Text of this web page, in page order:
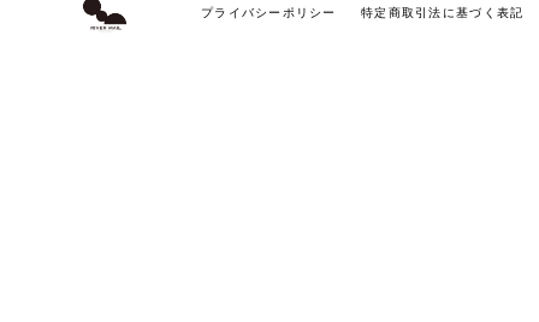
プライバシーポリシー 特定商取引法に基づく表記